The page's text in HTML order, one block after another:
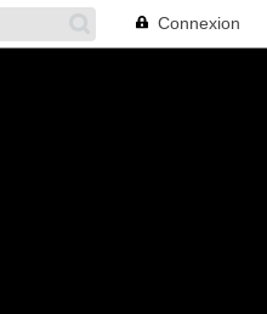
Connexion